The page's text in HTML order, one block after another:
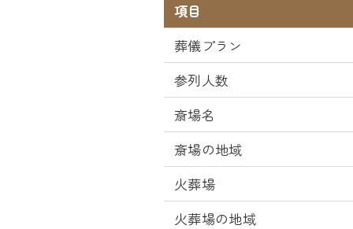
項目
葬儀プラン
参列人数
斎場名
斎場の地域
火葬場
火葬場の地域